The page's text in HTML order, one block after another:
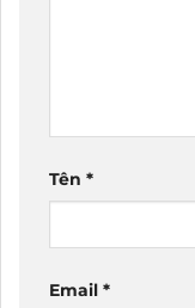
Tên *
Email *